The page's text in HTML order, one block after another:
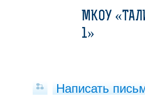
МКОУ
1»
Написать